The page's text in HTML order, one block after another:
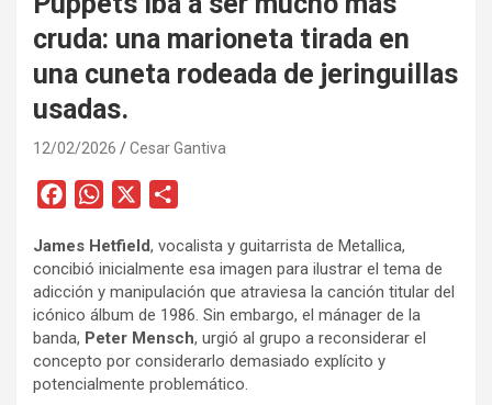
cruda: una marioneta tirada en
una cuneta rodeada de jeringuillas
usadas.
12/02/2026 Cesar Gantiva
c
e
b
o
o
k
W
a
t
s
A
p
p
m
p
a
r
t
i
James Hetfield, vocalista y guitarrista de Metallica,
concibió inicialmente esa imagen para ilustrar el tema de
adicción y manipulación que atraviesa la canción titular del
icónico álbum de 1986. Sin embargo, el mánager de la
banda, Peter Mensch, urgió al grupo a reconsiderar el
concepto por considerarlo demasiado explícito y
potencialmente problemático.